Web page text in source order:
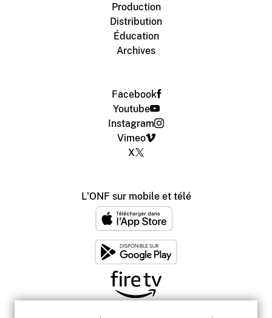
Production
Distribution
Éducation
Archives
Facebook
Youtube
Instagram
Vimeo
X
L'ONF sur mobile et télé